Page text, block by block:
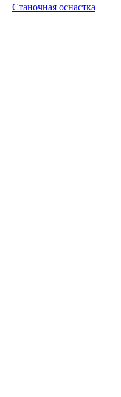
Станочная оснастка